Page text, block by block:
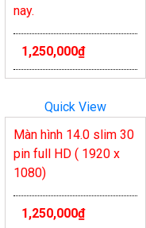
nay.
1,250,000₫
Quick View
Màn hình 14.0 slim 30
pin full HD ( 1920 x
1080)
1,250,000₫